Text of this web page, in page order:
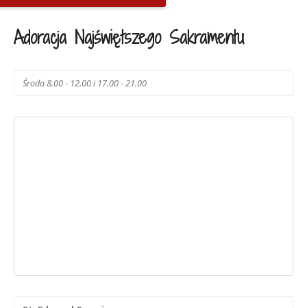
Adoracja Najświętszego Sakramentu
Środa 8.00 - 12.00 i 17.00 - 21.00